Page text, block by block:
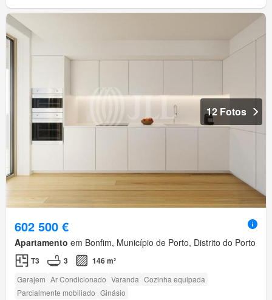
12 Fotos
602 500 €
Apartamento em Bonfim, Município de Porto, Distrito do Porto
T3 3 146 m²
Garajem Ar Condicionado Varanda Cozinha equipada
Parcialmente mobiliado Ginásio